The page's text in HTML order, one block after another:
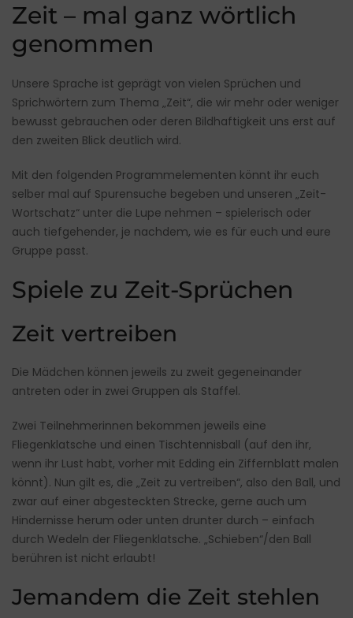
Zeit – mal ganz wörtlich
genommen
Unsere Sprache ist geprägt von vielen Sprüchen und
Sprichwörtern zum Thema „Zeit“, die wir mehr oder weniger
bewusst gebrauchen oder deren Bildhaftigkeit uns erst auf
den zweiten Blick deutlich wird.
Mit den folgenden Programmelementen könnt ihr euch
selber mal auf Spurensuche begeben und unseren „Zeit-
Wortschatz“ unter die Lupe nehmen – spielerisch oder
auch tiefgehender, je nachdem, wie es für euch und eure
Gruppe passt.
Spiele zu Zeit-Sprüchen
Zeit vertreiben
Die Mädchen können jeweils zu zweit gegeneinander
antreten oder in zwei Gruppen als Staffel.
Zwei Teilnehmerinnen bekommen jeweils eine
Fliegenklatsche und einen Tischtennisball (auf den ihr,
wenn ihr Lust habt, vorher mit Edding ein Ziffernblatt malen
könnt). Nun gilt es, die „Zeit zu vertreiben“, also den Ball, und
zwar auf einer abgesteckten Strecke, gerne auch um
Hindernisse herum oder unten drunter durch – einfach
durch Wedeln der Fliegenklatsche. „Schieben“/den Ball
berühren ist nicht erlaubt!
Jemandem die Zeit stehlen